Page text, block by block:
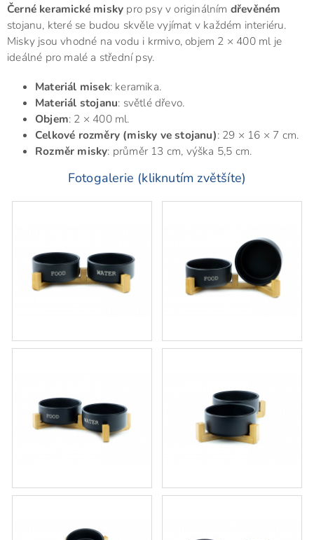
Černé keramické misky pro psy v originálním dřevěném
stojanu, které se budou skvěle vyjímat v každém interiéru.
Misky jsou vhodné na vodu i krmivo, objem 2 × 400 ml je
ideálné pro malé a střední psy.
Materiál misek: keramika.
Materiál stojanu: světlé dřevo.
Objem: 2 × 400 ml.
Celkové rozměry (misky ve stojanu): 29 × 16 × 7 cm.
Rozměr misky: průměr 13 cm, výška 5,5 cm.
Fotogalerie (kliknutím zvětšíte)